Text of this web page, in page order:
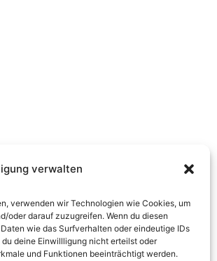
verwalten
verwenden wir Technologien wie Cookies, um
oder darauf zuzugreifen. Wenn du diesen
wie das Surfverhalten oder eindeutige IDs
deine Einwillligung nicht erteilst oder
und Funktionen beeinträchtigt werden.